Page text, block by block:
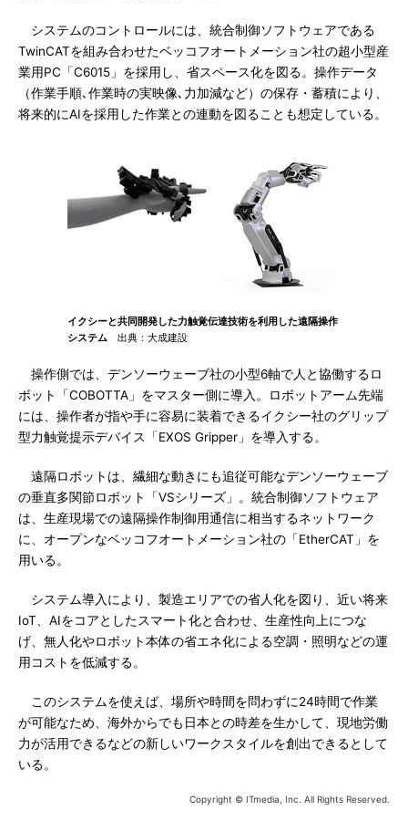
システムのコントロールには、統合制御ソフトウェアである
TwinCATを組み合わせたベッコフオートメーション社の超小型産
業用PC「C6015」を採用し、省スペース化を図る。操作データ
（作業手順､作業時の実映像､力加減など）の保存・蓄積により、
将来的にAIを採用した作業との連動を図ることも想定している。
イクシーと共同開発した力触覚伝達技術を利用した遠隔操作
システム 出典：大成建設
操作側では、デンソーウェーブ社の小型6軸で人と協働するロ
ボット「COBOTTA」をマスター側に導入。ロボットアーム先端
には、操作者が指や手に容易に装着できるイクシー社のグリップ
型力触覚提示デバイス「EXOS Gripper」を導入する。
遠隔ロボットは、繊細な動きにも追従可能なデンソーウェーブ
の垂直多関節ロボット「VSシリーズ」。統合制御ソフトウェア
は、生産現場での遠隔操作制御用通信に相当するネットワーク
に、オープンなベッコフオートメーション社の「EtherCAT」を
用いる。
システム導入により、製造エリアでの省人化を図り、近い将来
IoT、AIをコアとしたスマート化と合わせ、生産性向上につな
げ、無人化やロボット本体の省エネ化による空調・照明などの運
用コストを低減する。
このシステムを使えば、場所や時間を問わずに24時間で作業
が可能なため、海外からでも日本との時差を生かして、現地労働
力が活用できるなどの新しいワークスタイルを創出できるとして
いる。
Copyright © ITmedia, Inc. All Rights Reserved.